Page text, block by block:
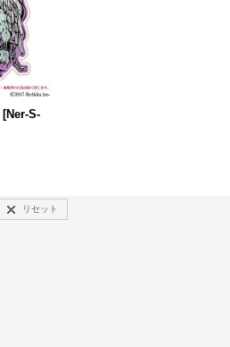
[Ner-S-
リセット